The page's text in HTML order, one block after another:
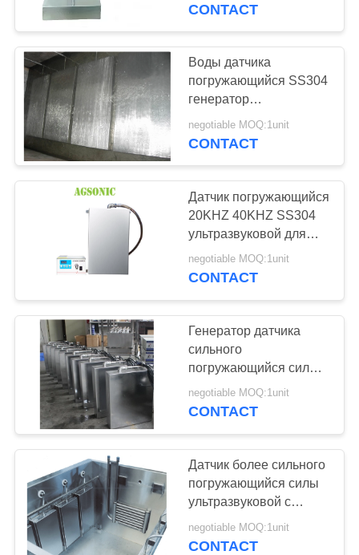
СПРОСИТЕ
ЦИТАТУ
КАРТА
САЙТА
PRIVACY
POLICY
CONTACT
Воды датчика
погружающийся SS304
генератор
ультразвуковой
ультразвуковые и
negotiable MOQ:1unit
CONTACT
Датчик погружающийся
20KHZ 40KHZ SS304
ультразвуковой для
обрабатывать Slurry
молокозавода
negotiable MOQ:1unit
CONTACT
Генератор датчика
сильного
погружающийся силы
28Khz ультразвуковой
с твердой гибкой
negotiable MOQ:1unit
CONTACT
Датчик более сильного
погружающийся силы
ультразвуковой с
твердыми трубкой/
гибким рукавом
negotiable MOQ:1unit
CONTACT